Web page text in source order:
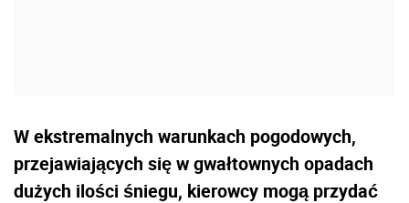
W ekstremalnych warunkach pogodowych,
przejawiających się w gwałtownych opadach
dużych ilości śniegu, kierowcy mogą przydać